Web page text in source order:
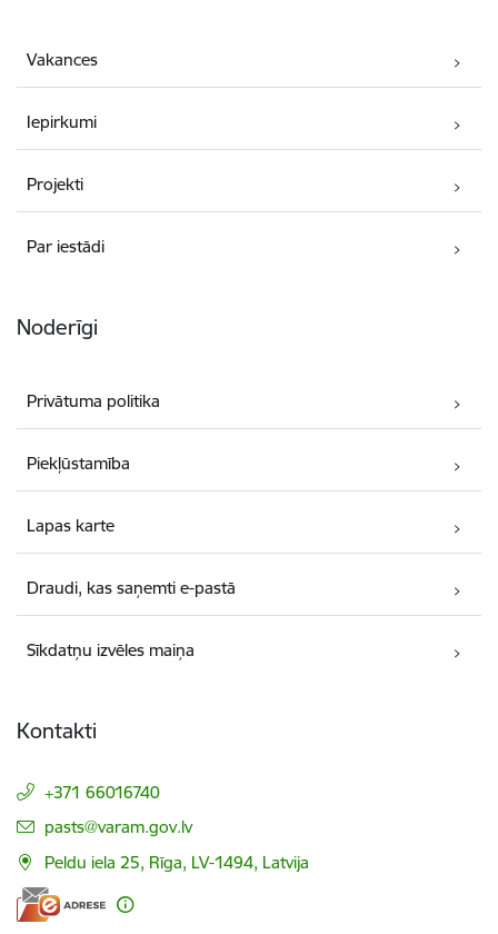
Vakances
Iepirkumi
Projekti
Par iestādi
Noderīgi
Privātuma politika
Piekļūstamība
Lapas karte
Draudi, kas saņemti e-pastā
Sīkdatņu izvēles maiņa
Kontakti
+371 66016740
E-pasts:
pasts@varam.gov.lv
Peldu iela 25, Rīga, LV-1494, Latvija